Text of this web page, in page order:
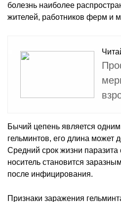
болезнь наиболее
жителей, работников ферм и
Бычий цепень является
гельминтов, его длина может
Средний срок жизни паразита
носитель становится
после инфицирования.
Признаки заражения